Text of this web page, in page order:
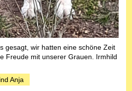
gesagt, wir hatten eine schöne Zeit
Freude mit unserer Grauen. Irmhild
Anja